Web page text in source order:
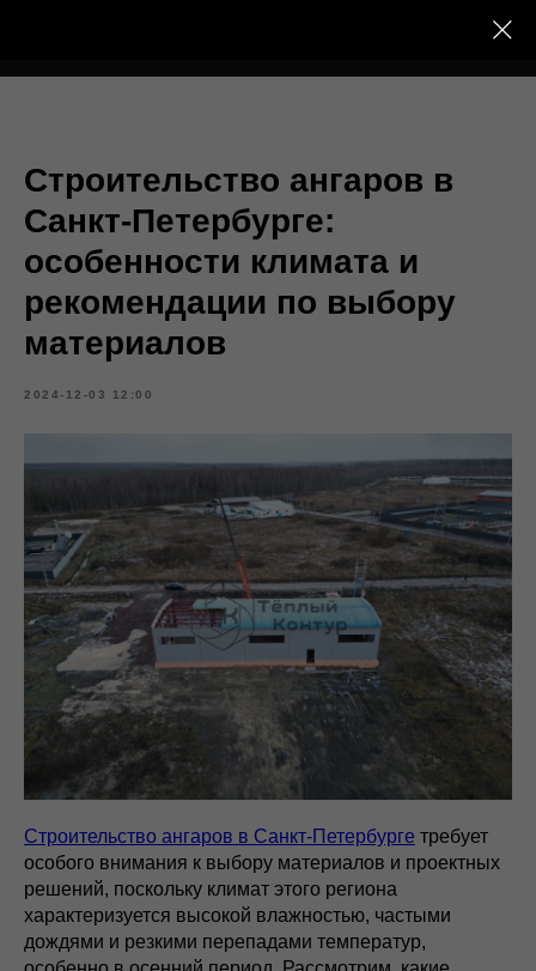
Строительство ангаров в
Санкт-Петербурге:
особенности климата и
рекомендации по выбору
материалов
2024-12-03 12:00
Строительство ангаров в Санкт-Петербурге требует
особого внимания к выбору материалов и проектных
решений, поскольку климат этого региона
характеризуется высокой влажностью, частыми
дождями и резкими перепадами температур,